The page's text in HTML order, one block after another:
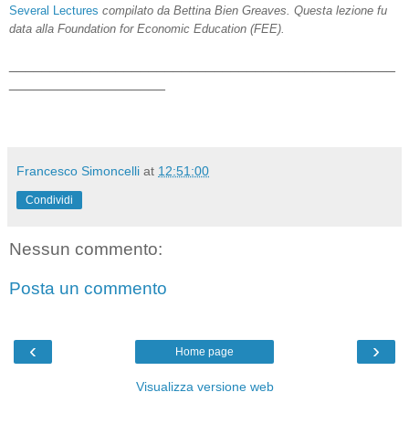
Several Lectures compilato da Bettina Bien Greaves. Questa lezione fu
data alla Foundation for Economic Education (FEE).
Francesco Simoncelli at 12:51:00
Condividi
Nessun commento:
Posta un commento
‹ ›
Home page
Visualizza versione web